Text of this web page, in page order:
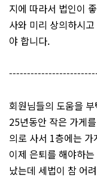
지에 따라서 법인이
사와 미리 상의하시
야 합니다.
회원님들의 도움을
25년동안 작은 가게
의로 사서 1층에는
이제 은퇴를 해야하
났는데 세법이 참 어